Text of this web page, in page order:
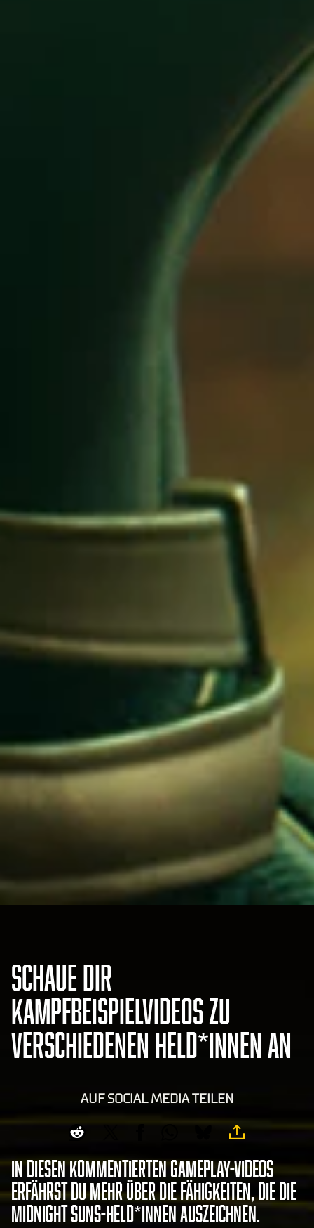
SCHAUE DIR
KAMPFBEISPIELVIDEOS ZU
VERSCHIEDENEN HELD*INNEN AN
AUF SOCIAL MEDIA TEILEN
In diesen kommentierten Gameplay-Videos
erfährst du mehr über die Fähigkeiten, die die
Midnight Suns-Held*innen auszeichnen.